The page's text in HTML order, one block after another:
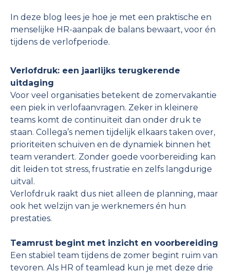
In deze blog lees je hoe je met een praktische en
menselijke HR-aanpak de balans bewaart, voor én
tijdens de verlofperiode.
Verlofdruk: een jaarlijks terugkerende
uitdaging
Voor veel organisaties betekent de zomervakantie
een piek in verlofaanvragen. Zeker in kleinere
teams komt de continuïteit dan onder druk te
staan. Collega’s nemen tijdelijk elkaars taken over,
prioriteiten schuiven en de dynamiek binnen het
team verandert. Zonder goede voorbereiding kan
dit leiden tot stress, frustratie en zelfs langdurige
uitval.
Verlofdruk raakt dus niet alleen de planning, maar
ook het welzijn van je werknemers én hun
prestaties.
Teamrust begint met inzicht en voorbereiding
Een stabiel team tijdens de zomer begint ruim van
tevoren. Als HR of teamlead kun je met deze drie